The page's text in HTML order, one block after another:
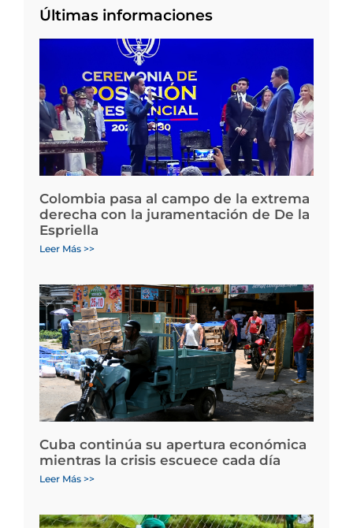
Últimas informaciones
Colombia pasa al campo de la extrema
derecha con la juramentación de De la
Espriella
Leer Más >>
Cuba continúa su apertura económica
mientras la crisis escuece cada día
Leer Más >>